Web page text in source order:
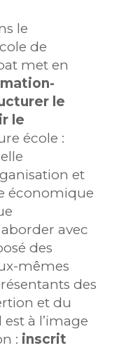
le
de
met en
le
le
école :
et
économique
avec
des
mêmes
des
et du
à l’image
: inscrit